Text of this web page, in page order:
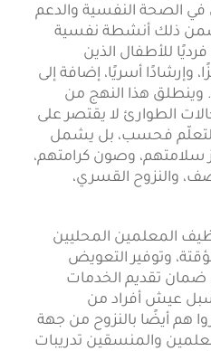
الصحة النفسية والدعم
ذلك أنشطة نفسية
للأطفال الذين
وإرشادًا أسريًا، إضافة إلى
هذا النهج من
الطوارئ لا يقتصر على
التعلّم فحسب، بل يشمل
سلامتهم، وصون كرامتهم،
والنزوح القسري،
المعلمين المحليين
وتوفير التعويض
ضمان تقديم الخدمات
عيش أفراد من
هم أيضًا بالنزوح من جهة
والمنسقين تدريبات